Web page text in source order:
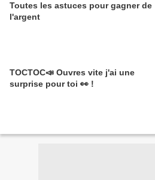
Toutes les astuces pour gagner de
l'argent
TOCTOC📣 Ouvres vite j'ai une
surprise pour toi 👀 !